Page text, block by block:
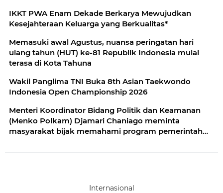
IKKT PWA Enam Dekade Berkarya Mewujudkan
Kesejahteraan Keluarga yang Berkualitas*
Memasuki awal Agustus, nuansa peringatan hari
ulang tahun (HUT) ke-81 Republik Indonesia mulai
terasa di Kota Tahuna
Wakil Panglima TNI Buka 8th Asian Taekwondo
Indonesia Open Championship 2026
Menteri Koordinator Bidang Politik dan Keamanan
(Menko Polkam) Djamari Chaniago meminta
masyarakat bijak memahami program pemerintah
Internasional